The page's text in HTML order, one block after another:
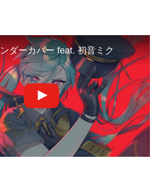
ダーカバー feat. 初音ミク